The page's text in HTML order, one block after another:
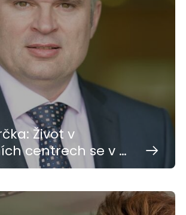
Život v
centrech se v …